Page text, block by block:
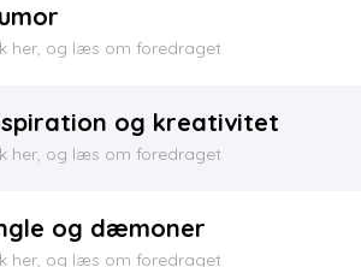
her, og læs om foredraget
og kreativitet
her, og læs om foredraget
og dæmoner
her, og læs om foredraget